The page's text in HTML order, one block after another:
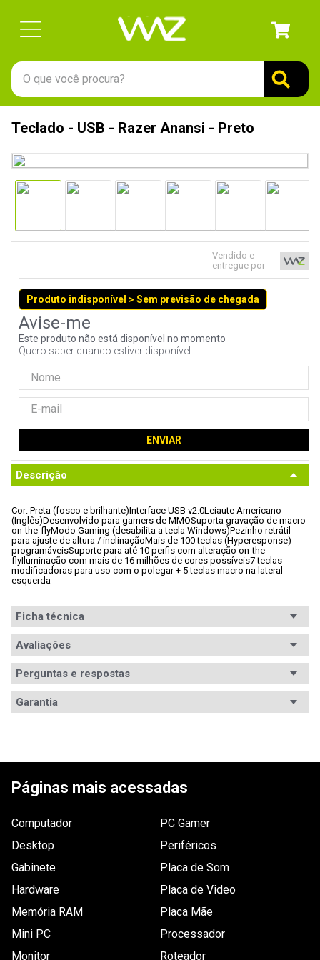
O que você procura?
Teclado - USB - Razer Anansi - Preto
Vendido e
entregue por
Produto indisponível > Sem previsão de chegada
Este produto não está disponível no momento
Quero saber quando estiver disponível
ENVIAR
Descrição
Cor: Preta (fosco e brilhante)Interface USB v2.0Leiaute Americano
(Inglês)Desenvolvido para gamers de MMOSuporta gravação de macro
on-the-flyModo Gaming (desabilita a tecla Windows)Pezinho retrátil
para ajuste de altura / inclinaçãoMais de 100 teclas (Hyperesponse)
programáveisSuporte para até 10 perfis com alteração on-the-
flyIluminação com mais de 16 milhões de cores possíveis7 teclas
modificadoras para uso com o polegar + 5 teclas macro na lateral
esquerda
Ficha técnica
Avaliações
Avaliações
2estrelas
4.00
Mais antigos primeiro
Perguntas e respostas
Garantia
Páginas mais acessadas
Computador
Desktop
Gabinete
Hardware
Memória RAM
Mini PC
Monitor
PC Gamer
Periféricos
Placa de Som
Placa de Video
Placa Mãe
Processador
Roteador
1º
gabinete
3º
teclado
5º
openbox
7º
jonsbo
8º
fractal
9º
controle
hd